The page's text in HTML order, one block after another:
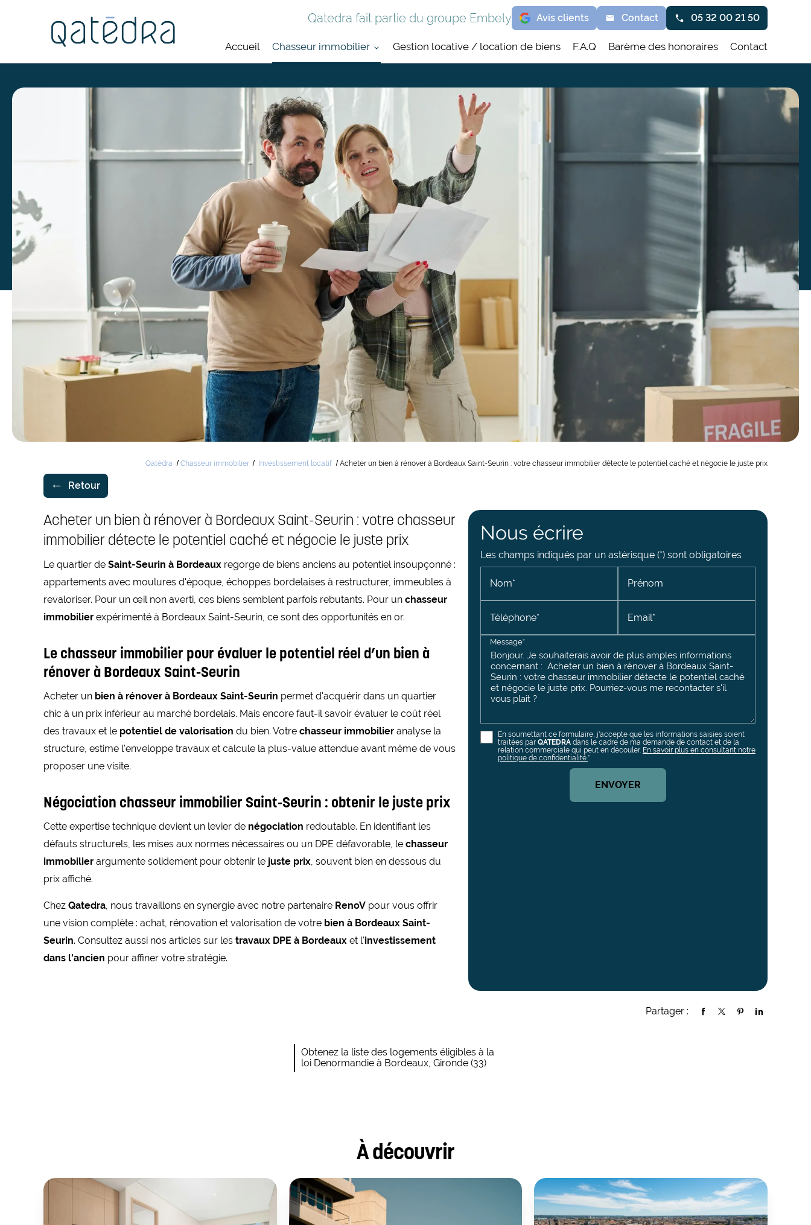
Qatedra fait partie du groupe Embely Avis clients Contact 05 32 00 21 50
Accueil Chasseur immobilier Gestion locative / location de biens F.A.Q Barème des honoraires Contact
Qatédra Chasseur immobilier Investissement locatif Acheter un bien à rénover à Bordeaux Saint-Seurin : votre chasseur immobilier détecte le potentiel caché et négocie le juste prix
Retour
Acheter un bien à rénover à Bordeaux Saint-Seurin : votre chasseur
immobilier détecte le potentiel caché et négocie le juste prix
Le quartier de Saint-Seurin à Bordeaux regorge de biens anciens au potentiel insoupçonné :
appartements avec moulures d'époque, échoppes bordelaises à restructurer, immeubles à
revaloriser. Pour un œil non averti, ces biens semblent parfois rebutants. Pour un chasseur
immobilier expérimenté à Bordeaux Saint-Seurin, ce sont des opportunités en or.
Le chasseur immobilier pour évaluer le potentiel réel d’un bien à
rénover à Bordeaux Saint-Seurin
Acheter un bien à rénover à Bordeaux Saint-Seurin permet d'acquérir dans un quartier
chic à un prix inférieur au marché bordelais. Mais encore faut-il savoir évaluer le coût réel
des travaux et le potentiel de valorisation du bien. Votre chasseur immobilier analyse la
structure, estime l'enveloppe travaux et calcule la plus-value attendue avant même de vous
proposer une visite.
Négociation chasseur immobilier Saint-Seurin : obtenir le juste prix
Cette expertise technique devient un levier de négociation redoutable. En identifiant les
défauts structurels, les mises aux normes nécessaires ou un DPE défavorable, le chasseur
immobilier argumente solidement pour obtenir le juste prix , souvent bien en dessous du
prix affiché.
Chez Qatedra , nous travaillons en synergie avec notre partenaire RenoV pour vous offrir
une vision complète : achat, rénovation et valorisation de votre bien à Bordeaux Saint-
Seurin. Consultez aussi nos articles sur les travaux DPE à Bordeaux et l'investissement
dans l'ancien pour affiner votre stratégie.
Nous écrire
Les champs indiqués par un astérisque (*) sont obligatoires
Nom* Prénom
Téléphone* Email*
Message*
En soumettant ce formulaire, j'accepte que les informations saisies soient
traitées par QATEDRA dans le cadre de ma demande de contact et de la
relation commerciale qui peut en découler. En savoir plus en consultant notre
politique de confidentialité.*
Partager :
Obtenez la liste des logements éligibles à la
loi Denormandie à Bordeaux, Gironde (33)
À découvrir